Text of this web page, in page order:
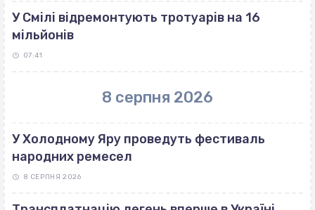
У Смілі відремонтують тротуарів на 16
мільйонів
07:41
8 серпня 2026
У Холодному Яру проведуть фестиваль
народних ремесел
8 СЕРПНЯ 2026